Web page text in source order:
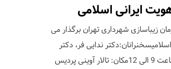
ایرانی اسلامی
زیباسازی شهرداری تهران برگذار می
ندایی فر، دکتر
مرتضاییزمان: چهارشنبه، 27 بهمن ماه 1389، از ساعت 9 الی 12مکان: تالار آوینی پردیس